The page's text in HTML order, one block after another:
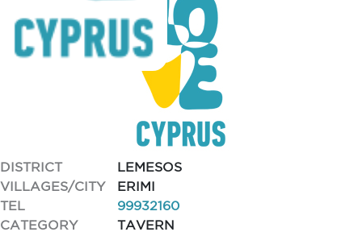
DISTRICT
LEMESOS
VILLAGES/CITY
ERIMI
TEL
99932160
CATEGORY
TAVERN